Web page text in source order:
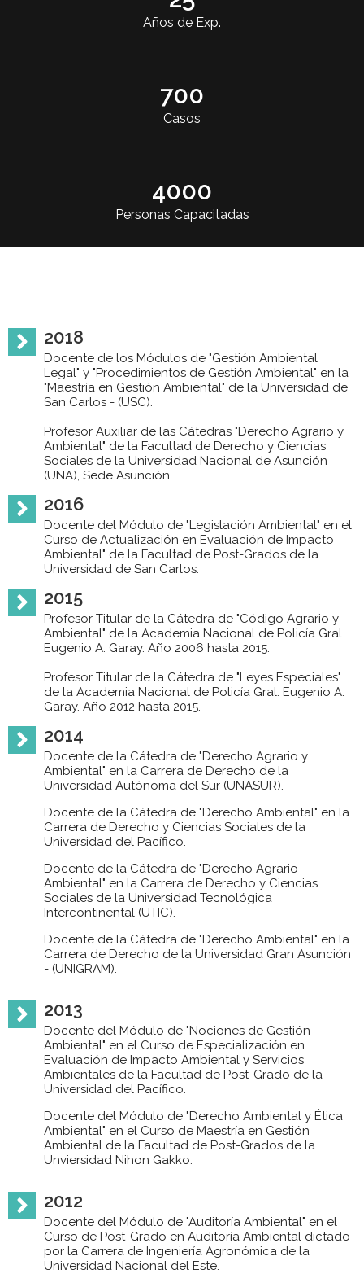
Años de Exp.
700
Casos
4000
Personas Capacitadas
2018
Docente de los Módulos de "Gestión Ambiental
Legal" y "Procedimientos de Gestión Ambiental" en la
"Maestría en Gestión Ambiental" de la Universidad de
San Carlos - (USC).
Profesor Auxiliar de las Cátedras "Derecho Agrario y
Ambiental" de la Facultad de Derecho y Ciencias
Sociales de la Universidad Nacional de Asunción
(UNA), Sede Asunción.
2016
Docente del Módulo de "Legislación Ambiental" en el
Curso de Actualización en Evaluación de Impacto
Ambiental" de la Facultad de Post-Grados de la
Universidad de San Carlos.
2015
Profesor Titular de la Cátedra de "Código Agrario y
Ambiental" de la Academia Nacional de Policía Gral.
Eugenio A. Garay. Año 2006 hasta 2015.
Profesor Titular de la Cátedra de "Leyes Especiales"
de la Academia Nacional de Policía Gral. Eugenio A.
Garay. Año 2012 hasta 2015.
2014
Docente de la Cátedra de "Derecho Agrario y
Ambiental" en la Carrera de Derecho de la
Universidad Autónoma del Sur (UNASUR).
Docente de la Cátedra de "Derecho Ambiental" en la
Carrera de Derecho y Ciencias Sociales de la
Universidad del Pacífico.
Docente de la Cátedra de "Derecho Agrario
Ambiental" en la Carrera de Derecho y Ciencias
Sociales de la Universidad Tecnológica
Intercontinental (UTIC).
Docente de la Cátedra de "Derecho Ambiental" en la
Carrera de Derecho de la Universidad Gran Asunción
- (UNIGRAM).
2013
Docente del Módulo de "Nociones de Gestión
Ambiental" en el Curso de Especialización en
Evaluación de Impacto Ambiental y Servicios
Ambientales de la Facultad de Post-Grado de la
Universidad del Pacífico.
Docente del Módulo de "Derecho Ambiental y Ética
Ambiental" en el Curso de Maestría en Gestión
Ambiental de la Facultad de Post-Grados de la
Unviersidad Nihon Gakko.
2012
Docente del Módulo de "Auditoría Ambiental" en el
Curso de Post-Grado en Auditoría Ambiental dictado
por la Carrera de Ingeniería Agronómica de la
Universidad Nacional del Este.